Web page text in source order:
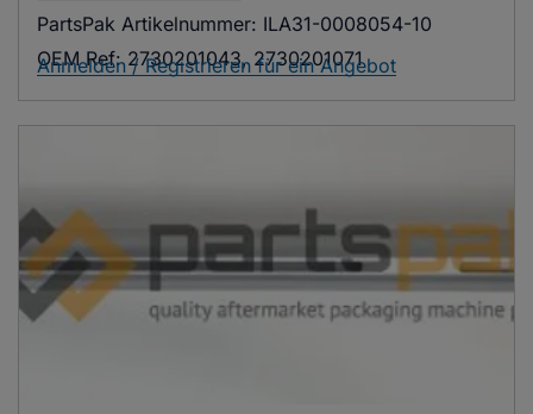
PartsPak Artikelnummer: ILA31-0008054-10
OEM Ref: 2730201043, 2730201071
Anmelden / Registrieren für ein Angebot